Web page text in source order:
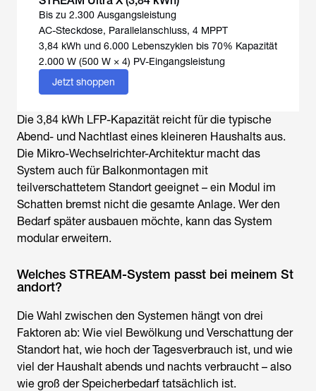
Bis zu 2.300 Ausgangsleistung
AC-Steckdose, Parallelanschluss, 4 MPPT
3,84 kWh und 6.000 Lebenszyklen bis 70% Kapazität
2.000 W (500 W × 4) PV-Eingangsleistung
Jetzt shoppen
Die 3,84 kWh LFP-Kapazität reicht für die typische
Abend- und Nachtlast eines kleineren Haushalts aus.
Die Mikro-Wechselrichter-Architektur macht das
System auch für Balkonmontagen mit
teilverschattetem Standort geeignet – ein Modul im
Schatten bremst nicht die gesamte Anlage. Wer den
Bedarf später ausbauen möchte, kann das System
modular erweitern.
Welches STREAM-System passt bei meinem St
andort?
Die Wahl zwischen den Systemen hängt von drei
Faktoren ab: Wie viel Bewölkung und Verschattung der
Standort hat, wie hoch der Tagesverbrauch ist, und wie
viel der Haushalt abends und nachts verbraucht – also
wie groß der Speicherbedarf tatsächlich ist.